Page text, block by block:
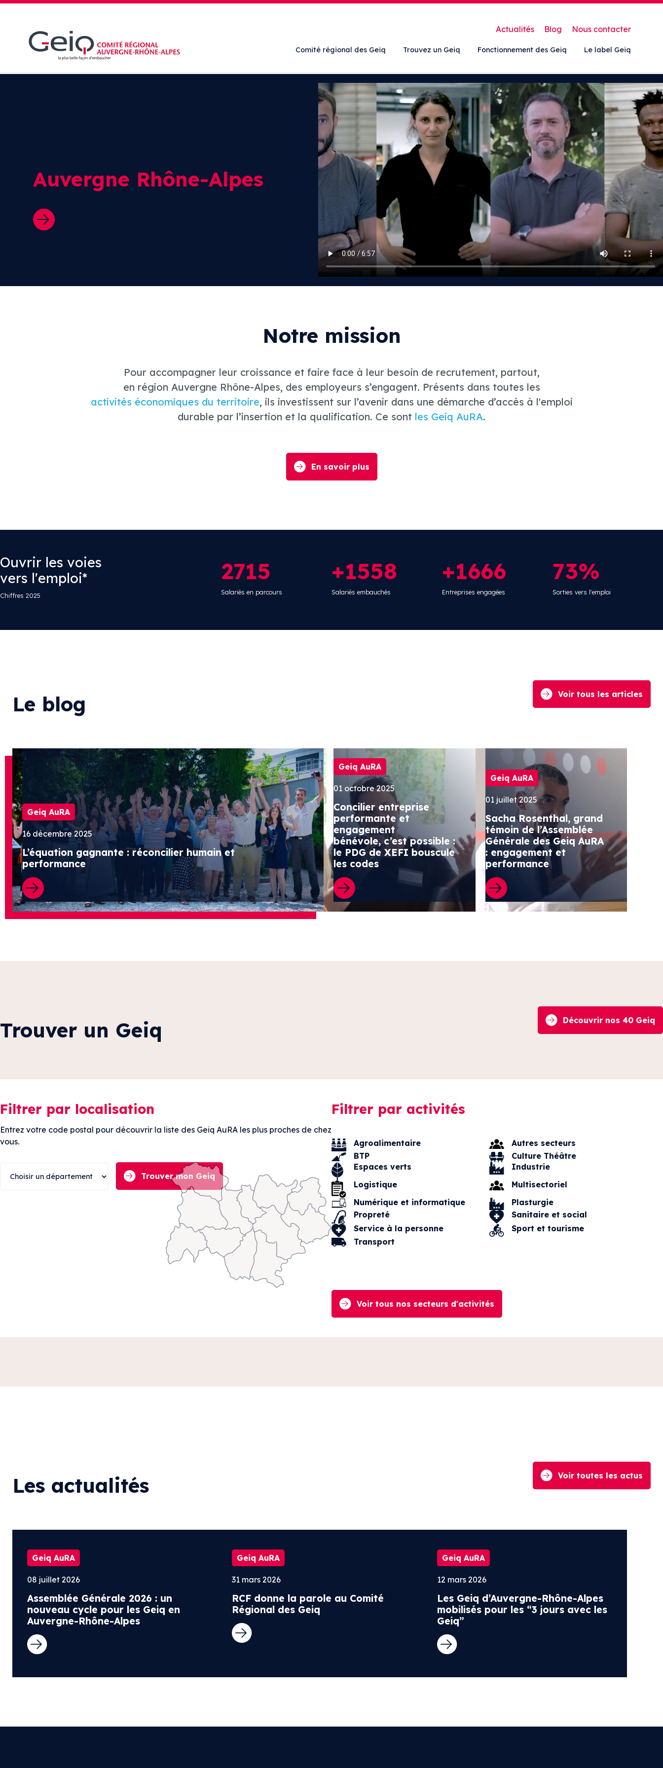
Actualités Blog Nous contacter
Comité régional des Geiq Trouvez un Geiq Fonctionnement des Geiq Le label Geiq
Auvergne Rhône-Alpes
Notre mission
Pour accompagner leur croissance et faire face à leur besoin de recrutement, partout,
en région Auvergne Rhône-Alpes, des employeurs s’engagent. Présents dans toutes les
activités économiques du territoire, ils investissent sur l’avenir dans une démarche d’accès à l'emploi
durable par l’insertion et la qualification. Ce sont les Geiq AuRA.
En savoir plus
Ouvrir les voies
vers l'emploi*
Chiffres 2025
2715
Salariés en parcours
+1558
Salariés embauchés
+1666
Entreprises engagées
73%
Sorties vers l'emploi
Le blog Voir tous les articles
Geiq AuRA
16 décembre 2025
L’équation gagnante : réconcilier humain et
performance
Geiq AuRA
01 octobre 2025
Concilier entreprise
performante et
engagement
bénévole, c’est possible :
le PDG de XEFI bouscule
les codes
Geiq AuRA
01 juillet 2025
Sacha Rosenthal, grand
témoin de l’Assemblée
Générale des Geiq AuRA
: engagement et
performance
Trouver un Geiq Découvrir nos 40 Geiq
Filtrer par localisation
Entrez votre code postal pour découvrir la liste des Geiq AuRA les plus proches de chez
vous.
Trouver mon Geiq
Filtrer par activités
Agroalimentaire
Autres secteurs
BTP
Culture Théâtre
Espaces verts
Industrie
Logistique
Multisectoriel
Numérique et informatique
Plasturgie
Propreté
Sanitaire et social
Service à la personne
Sport et tourisme
Transport
Voir tous nos secteurs d'activités
Les actualités Voir toutes les actus
Geiq AuRA
08 juillet 2026
Assemblée Générale 2026 : un
nouveau cycle pour les Geiq en
Auvergne-Rhône-Alpes
Geiq AuRA
31 mars 2026
RCF donne la parole au Comité
Régional des Geiq
Geiq AuRA
12 mars 2026
Les Geiq d’Auvergne-Rhône-Alpes
mobilisés pour les “3 jours avec les
Geiq”